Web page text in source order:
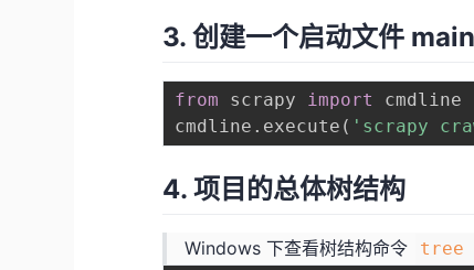
3. 创建一个启动文件
from scrapy import
cmdline
cmdline . execute ( 'scrapy
4. 项目的总体树结构
Windows 下查看树结构命令 tree